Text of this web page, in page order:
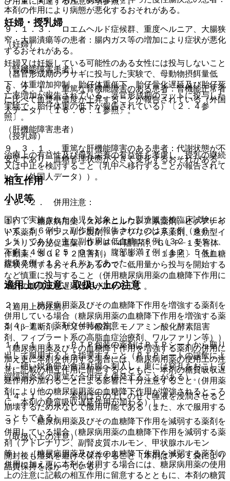
妊婦・授乳婦
（妊婦）
妊婦又は妊娠している可能性のある女性には投与しないこと
（器官形成期のウサギに投与した実験で、母動物摂餌量低
下、体重増加抑制、胎仔体重低下、胎仔骨化遅延及び胎仔死
亡率増加が報告されている。器官形成期のラットに投与した
実験で、胎仔体重の低下が報告されている）〔２．４参
照〕。
（授乳婦）
治療上の有益性及び母乳栄養の有益性を考慮し、授乳の継続
又は中止を検討すること（乳中へ移行することが報告されて
いる（外国人データ））。
小児等
国内で実施された小児を対象とした製造販売後臨床試験にお
いて、５６例中、副作用が報告されたのは３７例（６６．
１％）であり、主な副作用は低血糖１８例（３２．１％）、
下痢１４例（２５．０％）、腹部膨満７例（１２．５％）、
腹痛７例（１２．５％）であった。
適用上の注意、取扱い上の注意
（適用上の注意）
１４．１． 薬剤交付時の注意
１４．１．１． ＰＴＰ包装の薬剤はＰＴＰシートから取り
出して服用するよう指導すること（ＰＴＰシートの誤飲によ
り、硬い鋭角部が食道粘膜へ刺入し、更には穿孔をおこして
縦隔洞炎等の重篤な合併症を併発することがある）。
１４．１．２． 本剤は舌の上にのせて唾液を浸潤させると
崩壊するため水なしで服用可能である（また、水で服用する
こともできる）。
（取扱い上の注意）
開封後も湿気を避けて保存すること（本剤はアルミ袋により
品質保持をはかっている）。
本剤の作用により病態が悪化するおそれがある。
９．１．３． ロエムヘルド症候群、重度ヘルニア、大腸狭
窄・大腸潰瘍等の患者：腸内ガス等の増加により症状が悪化
するおそれがある。
（腎機能障害患者）
９．２．１． 重篤な腎機能障害のある患者：腎機能正常者
に比べて血漿中濃度が上昇することが報告されている（外国
人データ）〔１６．６．１参照〕。
（肝機能障害患者）
９．３．１． 重篤な肝機能障害のある患者：代謝状態が不
安定であり、血糖管理状態が大きく変化するおそれがある。
相互作用
１０．２． 併用注意：
１）． 糖尿病用薬（スルホニルウレア系薬剤、ビグアナイ
ド系薬剤、インスリン製剤、チアゾリジン系薬剤、速効型イ
ンスリン分泌促進薬、ＤＰＰ−４阻害剤、ＧＬＰ−１受容体
作動薬、ＳＧＬＴ２阻害剤）〔１１．１．１参照〕［低血糖
症状発現するおそれがあるので、低用量から投与を開始する
など慎重に投与すること（併用糖尿病用薬の血糖降下作用に
本剤の糖質吸収遅延作用が加わる）］。
２）． 糖尿病用薬及びその血糖降下作用を増強する薬剤を
併用している場合（糖尿病用薬の血糖降下作用を増強する薬
剤（β−遮断剤、サリチル酸剤、モノアミン酸化酵素阻害
剤、フィブラート系の高脂血症治療剤、ワルファリン等））
［糖尿病用薬及びその血糖降下作用を増強する薬剤の併用に
加え更に本剤を併用する場合には、糖尿病用薬の使用上の注
意に記載の相互作用に留意するとともに、本剤の糖質吸収遅
延作用が加わることによる影響に十分注意すること（併用薬
剤により他の糖尿病用薬の血糖降下作用が増強されるところ
に、本剤の糖質吸収遅延作用が加わる）］。
３）． 糖尿病用薬及びその血糖降下作用を減弱する薬剤を
併用している場合（糖尿病用薬の血糖降下作用を減弱する薬
剤（アドレナリン、副腎皮質ホルモン、甲状腺ホルモン
等））［糖尿病用薬及びその血糖降下作用を減弱する薬剤の
併用に加え更に本剤を併用する場合には、糖尿病用薬の使用
上の注意に記載の相互作用に留意するとともに、本剤の糖質